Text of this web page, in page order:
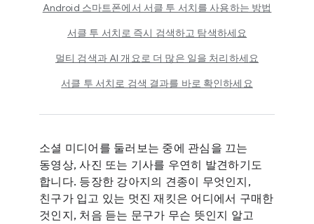
Android 스마트폰에서 서클 투 서치를 사용하는 방법
서클 투 서치로 즉시 검색하고 탐색하세요
멀티 검색과 AI 개요로 더 많은 일을 처리하세요
서클 투 서치로 검색 결과를 바로 확인하세요
소셜 미디어를 둘러보는 중에 관심을 끄는
동영상, 사진 또는 기사를 우연히 발견하기도
합니다. 등장한 강아지의 견종이 무엇인지,
친구가 입고 있는 멋진 재킷은 어디에서 구매한
것인지, 처음 듣는 문구가 무슨 뜻인지 알고